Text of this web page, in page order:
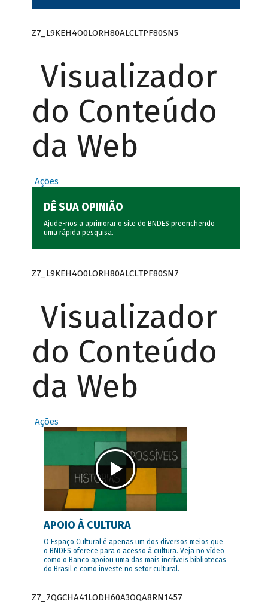
Z7_L9KEH4O0LORH80ALCLTPF80SN5
Visualizador
do Conteúdo
da Web
Ações
DÊ SUA OPINIÃO
Ajude-nos a aprimorar o site do BNDES preenchendo
uma rápida pesquisa.
Z7_L9KEH4O0LORH80ALCLTPF80SN7
Visualizador
do Conteúdo
da Web
Ações
APOIO À CULTURA
O Espaço Cultural é apenas um dos diversos meios que
o BNDES oferece para o acesso à cultura. Veja no vídeo
como o Banco apoiou uma das mais incríveis bibliotecas
do Brasil e como investe no setor cultural.
Z7_7QGCHA41LODH60A3OQA8RN1457